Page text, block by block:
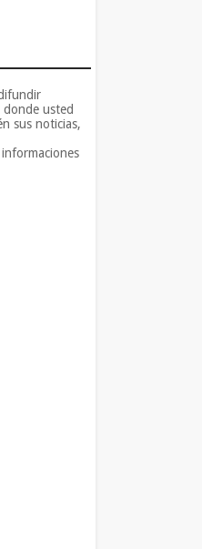
usted
sus noticias,